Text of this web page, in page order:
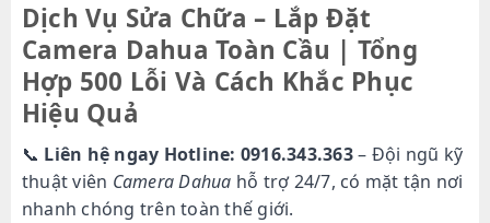
Dịch Vụ Sửa Chữa – Lắp Đặt
Camera Dahua Toàn Cầu | Tổng
Hợp 500 Lỗi Và Cách Khắc Phục
Hiệu Quả
📞 Liên hệ ngay Hotline: 0916.343.363– Đội ngũ kỹ
thuật viên Camera Dahua hỗ trợ 24/7, có mặt tận nơi
nhanh chóng trên toàn thế giới.